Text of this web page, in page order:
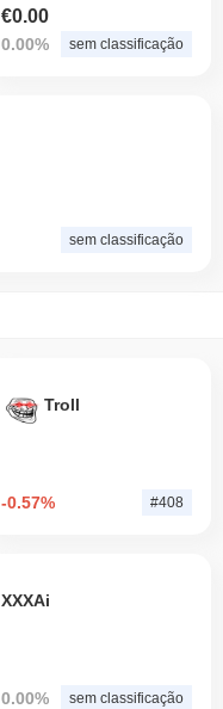
€0.00
0.00% sem classificação
sem classificação
Troll
-0.57% #408
XXXAi
0.00% sem classificação